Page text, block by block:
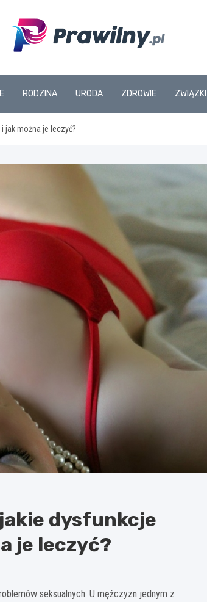
RODZINA URODA ZDROWIE ZWIĄZKI
jak można je leczyć?
dysfunkcje
je leczyć?
seksualnych. U mężczyzn jednym z